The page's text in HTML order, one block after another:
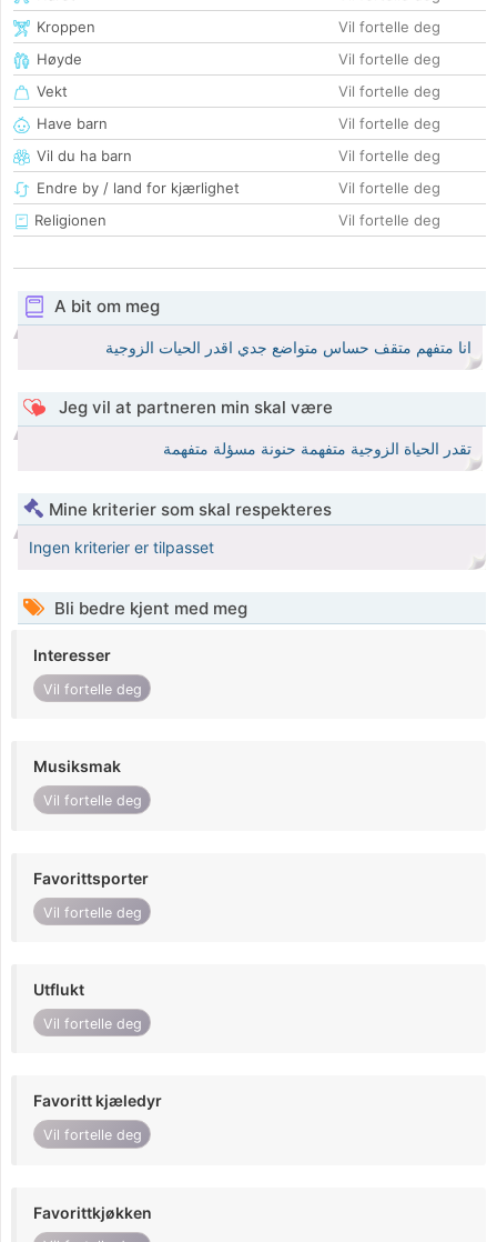
Kroppen
Vil fortelle deg
Høyde
Vil fortelle deg
Vekt
Vil fortelle deg
Have barn
Vil fortelle deg
Vil du ha barn
Vil fortelle deg
Endre by / land for kjærlighet
Vil fortelle deg
Religionen
Vil fortelle deg
A bit om meg
انا متفهم متقف حساس متواضع جدي اقدر الحيات الزوجية
Jeg vil at partneren min skal være
تقدر الحياة الزوجية متفهمة حنونة مسؤلة متفهمة
Mine kriterier som skal respekteres
Ingen kriterier er tilpasset
Bli bedre kjent med meg
Interesser
Vil fortelle deg
Musiksmak
Vil fortelle deg
Favorittsporter
Vil fortelle deg
Utflukt
Vil fortelle deg
Favoritt kjæledyr
Vil fortelle deg
Favorittkjøkken